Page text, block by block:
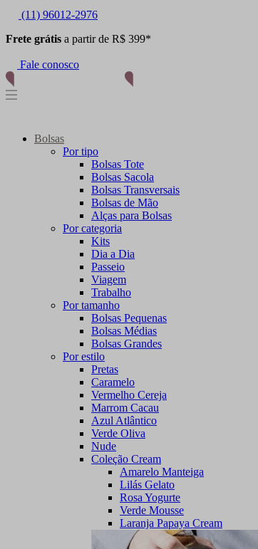
(11) 96012-2976
Frete grátis a partir de R$ 399*
Fale conosco
Bolsas
Por tipo
Bolsas Tote
Bolsas Sacola
Bolsas Transversais
Bolsas de Mão
Alças para Bolsas
Por categoria
Kits
Dia a Dia
Passeio
Viagem
Trabalho
Por tamanho
Bolsas Pequenas
Bolsas Médias
Bolsas Grandes
Por estilo
Pretas
Caramelo
Vermelho Cereja
Marrom Cacau
Azul Atlântico
Verde Oliva
Nude
Coleção Cream
Amarelo Manteiga
Lilás Gelato
Rosa Yogurte
Verde Mousse
Laranja Papaya Cream